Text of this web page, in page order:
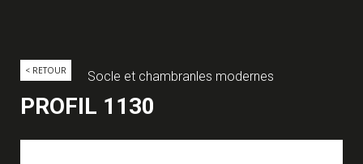
< RETOUR Socle et chambranles modernes
PROFIL 1130